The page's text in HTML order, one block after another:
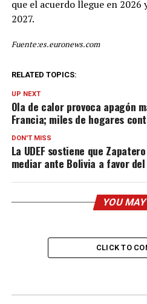
que el acuerdo llegue en 2026
2027.
Fuente:es.euronews.com
RELATED TOPICS:
UP NEXT
Ola de calor provoca apagón
Francia; miles de hogares
DON'T MISS
La UDEF sostiene que
mediar ante Bolivia a favor
YOU
CLICK TO